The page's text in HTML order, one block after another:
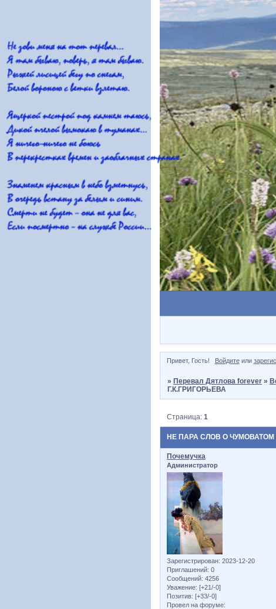
Привет, Гость! Войдитеили
»Перевал Дятлова forever »
Г.К.ГРИГОРЬЕВА
НЕ ПАРА СЛОВ О ЧУМОВАТОМ
Страница:1
Почемучка
Администратор
Зарегистрирован: 2023-12-20
Приглашений: 0
Сообщений: 4256
Уважение: [+21/-0]
Позитив: [+33/-0]
Провел на форуме: